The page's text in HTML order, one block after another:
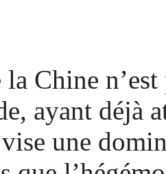
Chine
ayant déjà
une